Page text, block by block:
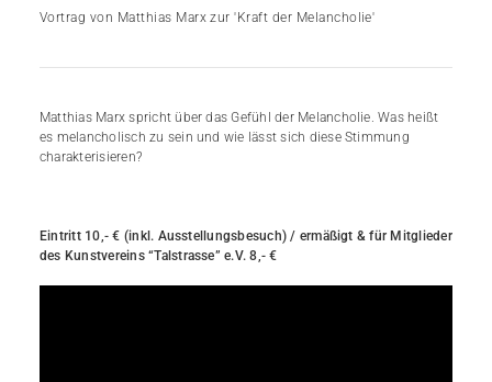
Vortrag von Matthias Marx zur 'Kraft der Melancholie'
Matthias Marx spricht über das Gefühl der Melancholie. Was heißt
es melancholisch zu sein und wie lässt sich diese Stimmung
charakterisieren?
Eintritt 10,- € (inkl. Ausstellungsbesuch) / ermäßigt & für Mitglieder
des Kunstvereins “Talstrasse” e.V. 8,- €